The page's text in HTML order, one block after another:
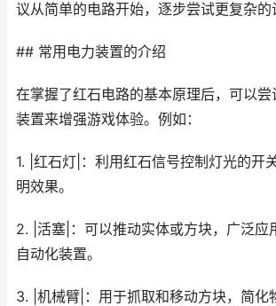
议从简单的电路开始，逐步尝试更复杂的
## 常用电力装置的介绍
在掌握了红石电路的基本原理后，可以尝
装置来增强游戏体验。例如：
1. |红石灯|：利用红石信号控制灯光的开
明效果。
2. |活塞|：可以推动实体或方块，广泛应
自动化装置。
3. |机械臂|：用于抓取和移动方块，简化